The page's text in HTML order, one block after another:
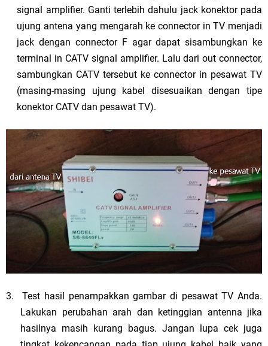
signal amplifier. Ganti terlebih dahulu jack konektor pada
ujung antena yang mengarah ke connector in TV menjadi
jack dengan connector F agar dapat sisambungkan ke
terminal in CATV signal amplifier. Lalu dari out connector,
sambungkan CATV tersebut ke connector in pesawat TV
(masing-masing ujung kabel disesuaikan dengan tipe
konektor CATV dan pesawat TV).
3.
Test hasil penampakkan gambar di pesawat TV Anda.
Lakukan perubahan arah dan ketinggian antenna jika
hasilnya masih kurang bagus. Jangan lupa cek juga